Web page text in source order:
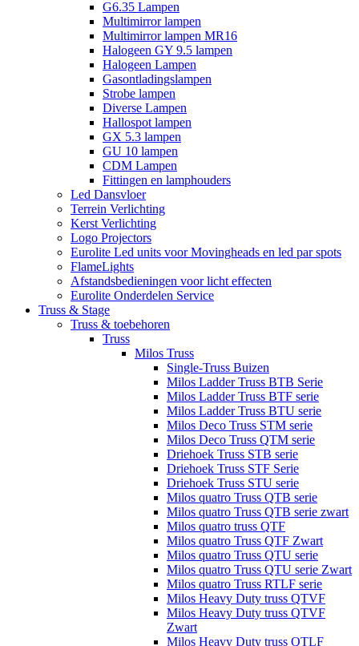
G6.35 Lampen
Multimirror lampen
Multimirror lampen MR16
Halogeen GY 9.5 lampen
Halogeen Lampen
Gasontladingslampen
Strobe lampen
Diverse Lampen
Hallospot lampen
GX 5.3 lampen
GU 10 lampen
CDM Lampen
Fittingen en lamphouders
Led Dansvloer
Terrein Verlichting
Kerst Verlichting
Logo Projectors
Eurolite Led units voor Movingheads en led par spots
FlameLights
Afstandsbedieningen voor licht effecten
Eurolite Onderdelen Service
Truss & Stage
Truss & toebehoren
Truss
Milos Truss
Single-Truss Buizen
Milos Ladder Truss BTB Serie
Milos Ladder Truss BTF serie
Milos Ladder Truss BTU serie
Milos Deco Truss STM serie
Milos Deco Truss QTM serie
Driehoek Truss STB serie
Driehoek Truss STF Serie
Driehoek Truss STU serie
Milos quatro Truss QTB serie
Milos quatro Truss QTB serie zwart
Milos quatro truss QTF
Milos quatro Truss QTF Zwart
Milos quatro Truss QTU serie
Milos quatro Truss QTU serie Zwart
Milos quatro Truss RTLF serie
Milos Heavy Duty truss QTVF
Milos Heavy Duty truss QTVF
Zwart
Milos Heavy Duty truss QTLF